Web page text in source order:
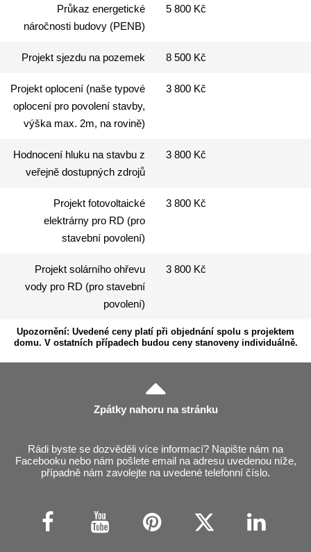
Průkaz energetické
náročnosti budovy (PENB)
5 800 Kč
Projekt sjezdu na pozemek 8 500 Kč
Projekt oplocení (naše typové
oplocení pro povolení stavby,
výška max. 2m, na rovině)
3 800 Kč
Hodnocení hluku na stavbu z
veřejně dostupných zdrojů
3 800 Kč
Projekt fotovoltaické
elektrárny pro RD (pro
stavební povolení)
3 800 Kč
Projekt solárního ohřevu
vody pro RD (pro stavební
povolení)
3 800 Kč
Upozornění: Uvedené ceny platí při objednání spolu s projektem
domu. V ostatních případech budou ceny stanoveny individuálně.
Zpátky nahoru na stránku
Rádi byste se dozvěděli více informací? Napište nám na
Facebooku nebo nám pošlete email na adresu uvedenou níže,
případně nám zavolejte na uvedené telefonní číslo.